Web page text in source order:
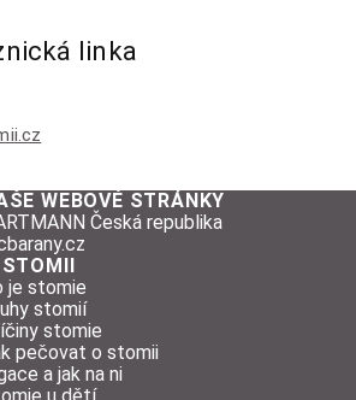
linka
WEBOVÉ STRÁNKY
Česká republika
je stomie
stomií
stomie
pečovat o stomii
a jak na ni